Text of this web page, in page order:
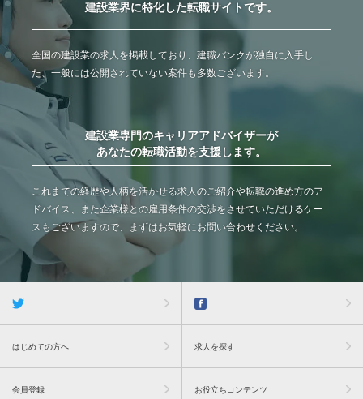
建設業界に特化した転職サイトです。
全国の建設業の求人を掲載しており、建職バンクが独自に入手し
た、一般には公開されていない案件も多数ございます。
建設業専門のキャリアアドバイザーが
あなたの転職活動を支援します。
これまでの経歴や人柄を活かせる求人のご紹介や転職の進め方のア
ドバイス、また企業様との雇用条件の交渉をさせていただけるケー
スもございますので、まずはお気軽にお問い合わせください。
はじめての方へ 求人を探す
会員登録 お役立ちコンテンツ